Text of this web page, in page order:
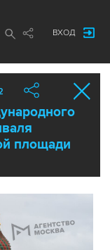
ВХОД
площади